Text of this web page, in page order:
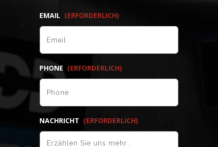
EMAIL (ERFORDERLICH)
PHONE (ERFORDERLICH)
NACHRICHT (ERFORDERLICH)